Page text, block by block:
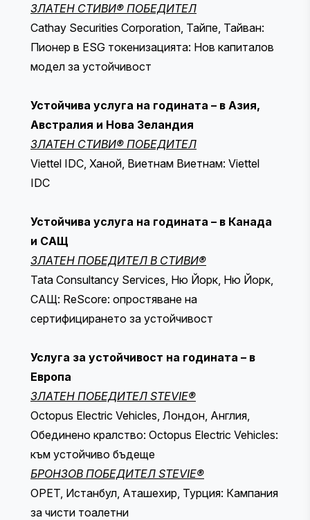
ЗЛАТЕН СТИВИ® ПОБЕДИТЕЛ
Cathay Securities Corporation, Тайпе, Тайван:
Пионер в ESG токенизацията: Нов капиталов
модел за устойчивост
Устойчива услуга на годината – в Азия,
Австралия и Нова Зеландия
ЗЛАТЕН СТИВИ® ПОБЕДИТЕЛ
Viettel IDC, Ханой, Виетнам Виетнам: Viettel
IDC
Устойчива услуга на годината – в Канада
и САЩ
ЗЛАТЕН ПОБЕДИТЕЛ В СТИВИ®
Tata Consultancy Services, Ню Йорк, Ню Йорк,
САЩ: ReScore: опростяване на
сертифицирането за устойчивост
Услуга за устойчивост на годината – в
Европа
ЗЛАТЕН ПОБЕДИТЕЛ STEVIE®
Octopus Electric Vehicles, Лондон, Англия,
Обединено кралство: Octopus Electric Vehicles:
към устойчиво бъдеще
БРОНЗОВ ПОБЕДИТЕЛ STEVIE®
OPET, Истанбул, Аташехир, Турция: Кампания
за чисти тоалетни